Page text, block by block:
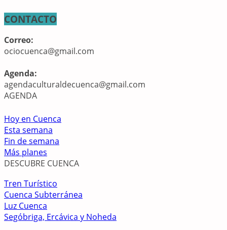
CONTACTO
Correo:
ociocuenca@gmail.com
Agenda:
agendaculturaldecuenca@gmail.com
AGENDA
Hoy en Cuenca
Esta semana
Fin de semana
Más planes
DESCUBRE CUENCA
Tren Turístico
Cuenca Subterránea
Luz Cuenca
Segóbriga, Ercávica y Noheda